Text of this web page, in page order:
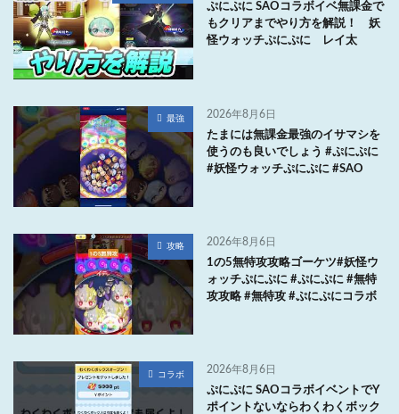
ぷにぷに SAOコラボイベ無課金で
もクリアまでやり方を解説！ 妖
怪ウォッチぷにぷに レイ太
最強 2026年8月6日
たまには無課金最強のイサマシを
使うのも良いでしょう #ぷにぷに
#妖怪ウォッチぷにぷに #SAO
攻略 2026年8月6日
1の5無特攻攻略ゴーケツ#妖怪ウ
ォッチぷにぷに #ぷにぷに #無特
攻攻略 #無特攻 #ぷにぷにコラボ
コラボ 2026年8月6日
ぷにぷに SAOコラボイベントでY
ポイントないならわくわくボック